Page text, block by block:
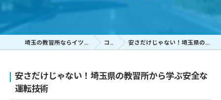
埼玉の教習所ならイツヤドライビングスクール コラム 安さだけじゃない！埼玉県の教習所から学ぶ安全な運転技術
安さだけじゃない！埼玉県の教習所から学ぶ安全な
運転技術